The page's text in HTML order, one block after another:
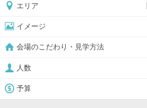
エリア
イメージ
会場のこだわり・見学方法
人数
予算